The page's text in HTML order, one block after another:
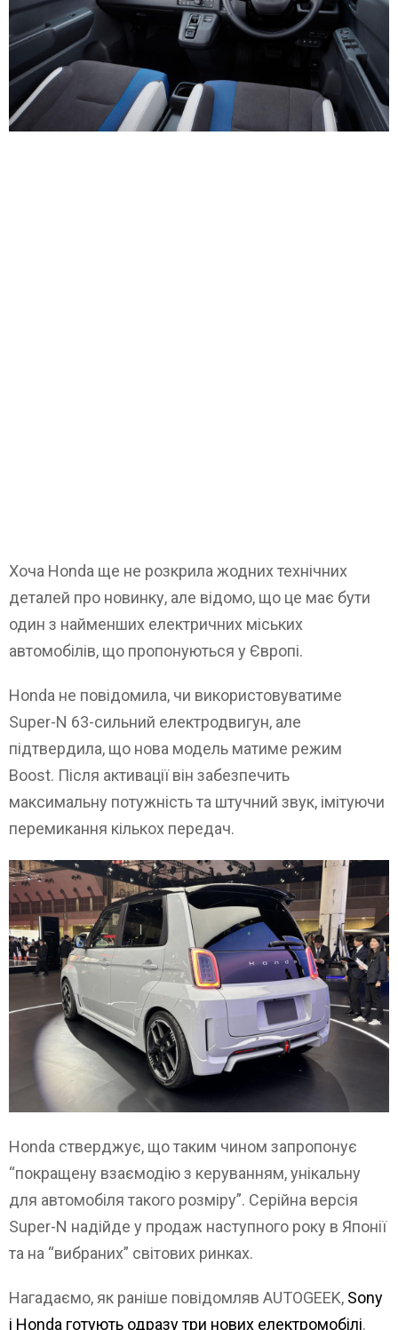
Хоча Honda ще не розкрила жодних технічних
деталей про новинку, але відомо, що це має бути
один з найменших електричних міських
автомобілів, що пропонуються у Європі.
Honda не повідомила, чи використовуватиме
Super-N 63-сильний електродвигун, але
підтвердила, що нова модель матиме режим
Boost. Після активації він забезпечить
максимальну потужність та штучний звук, імітуючи
перемикання кількох передач.
Honda стверджує, що таким чином запропонує
“покращену взаємодію з керуванням, унікальну
для автомобіля такого розміру”. Серійна версія
Super-N надійде у продаж наступного року в Японії
та на “вибраних” світових ринках.
Нагадаємо, як раніше повідомляв AUTOGEEK, Sony
і Honda готують одразу три нових електромобілі.